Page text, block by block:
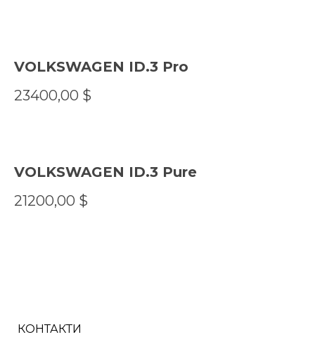
VOLKSWAGEN ID.3 Pro
23400,00 $
VOLKSWAGEN ID.3 Pure
21200,00 $
КОНТАКТИ